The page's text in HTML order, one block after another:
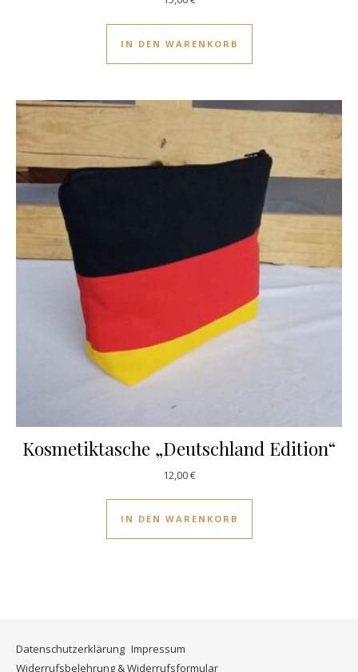
IN DEN WARENKORB
Kosmetiktasche „Deutschland Edition“
12,00€
IN DEN WARENKORB
Datenschutzerklärung Impressum
Widerrufsbelehrung & Widerrufsformular